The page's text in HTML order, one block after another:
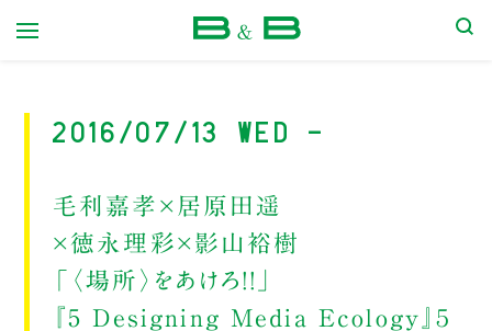
2016/07/13 Wed -
毛利嘉孝×居原田遥
×徳永理彩×影山裕樹
「〈場所〉をあけろ！！」
『5 Designing Media Ecology』５